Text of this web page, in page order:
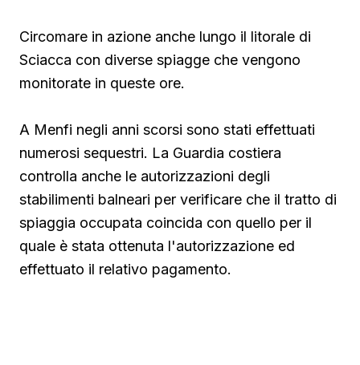
Circomare in azione anche lungo il litorale di
Sciacca con diverse spiagge che vengono
monitorate in queste ore.
A Menfi negli anni scorsi sono stati effettuati
numerosi sequestri. La Guardia costiera
controlla anche le autorizzazioni degli
stabilimenti balneari per verificare che il tratto di
spiaggia occupata coincida con quello per il
quale è stata ottenuta l'autorizzazione ed
effettuato il relativo pagamento.